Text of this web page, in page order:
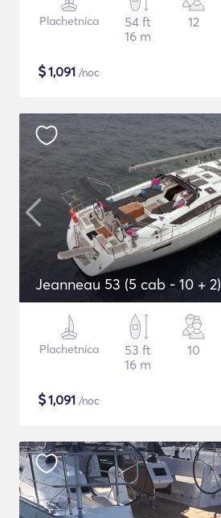
Plachetnica
54 ft
16 m
12
$1,091 /noc
Jeanneau 53 (5 cab - 10 + 2)
Plachetnica
53 ft
16 m
10
$1,091 /noc